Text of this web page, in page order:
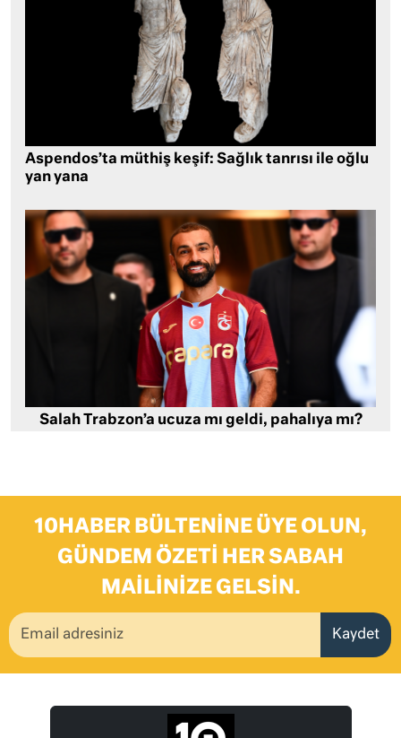
Aspendos’ta müthiş keşif: Sağlık tanrısı ile oğlu
yan yana
Salah Trabzon’a ucuza mı geldi, pahalıya mı?
10HABER BÜLTENINE ÜYE OLUN,
GÜNDEM ÖZETI HER SABAH
MAILINIZE GELSIN.
Kaydet